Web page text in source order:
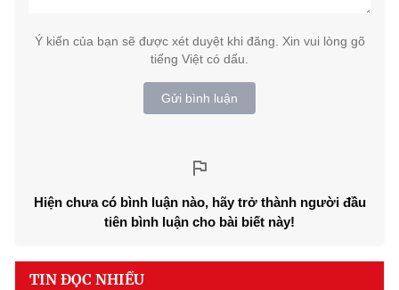
Ý kiến của bạn sẽ được xét duyệt khi đăng. Xin vui lòng gõ
tiếng Việt có dấu.
Gửi bình luận
Hiện chưa có bình luận nào, hãy trở thành người đầu
tiên bình luận cho bài biết này!
TIN ĐỌC NHIỀU